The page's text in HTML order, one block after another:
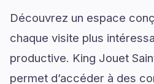
Découvrez un espace
chaque visite plus
productive. King Jouet
permet d’accéder à des